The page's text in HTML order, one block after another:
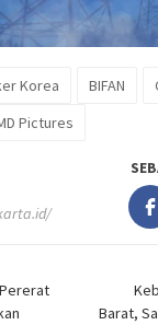
Korea BIFAN
Pictures
Barat,